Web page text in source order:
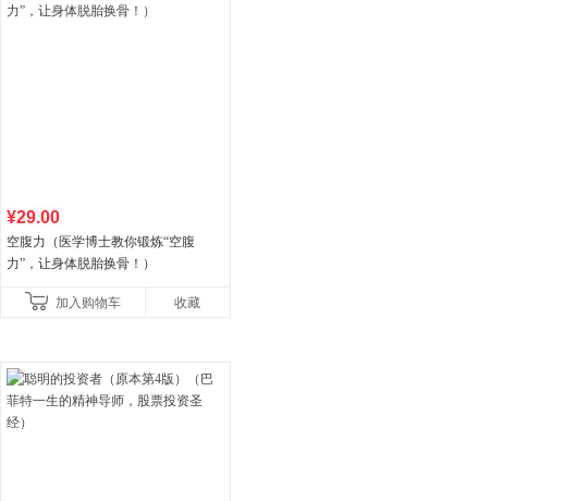
¥29.00
空腹力（医学博士教你锻炼“空腹
力”，让身体脱胎换骨！）
加入购物车 收藏